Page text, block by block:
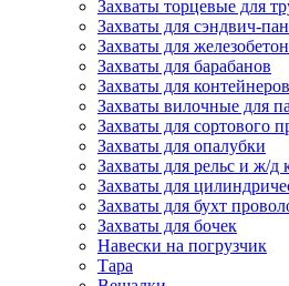
Захваты торцевые для
Захваты для сэндвич-
Захваты для
Захваты для барабанов
Захваты для контейнеров
Захваты вилочные для
Захваты для сортового
Захваты для опалубки
Захваты для рельс и ж/д
Захваты для
Захваты для бухт
Захваты для бочек
Навески на погрузчик
Тара